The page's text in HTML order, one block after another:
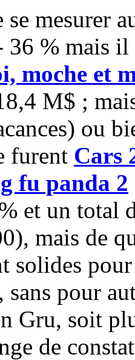
se mesurer
% mais il
moche et
M$ ;
ou
furent Cars
fu panda 2
et un total
mais de
solides
sans pour
Gru, soit
de